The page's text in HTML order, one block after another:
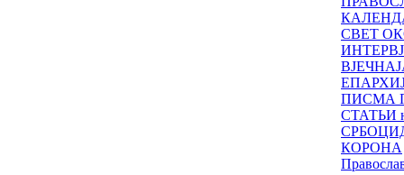
СВЕТ
ПИСМА
СТАТЬИ
КОРОНА